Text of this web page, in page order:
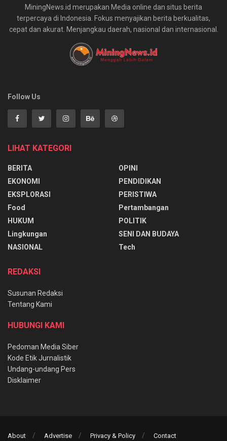
MiningNews.id merupakan Media online dan situs berita
terpercaya di Indonesia. Fokus menyajikan berita berkualitas,
cepat dan akurat. Menjangkau daerah, nasional dan internasional.
Follow Us
LIHAT KATEGORI
BERITA
EKONOMI
EKSPLORASI
Food
HUKUM
Lingkungan
NASIONAL
OPINI
PENDIDIKAN
PERISTIWA
Pertambangan
POLITIK
SENI DAN BUDAYA
Tech
REDAKSI
Susunan Redaksi
Tentang Kami
HUBUNGI KAMI
Pedoman Media Siber
Kode Etik Jurnalistik
Undang-undang Pers
Disklaimer
About Advertise Privacy & Policy Contact